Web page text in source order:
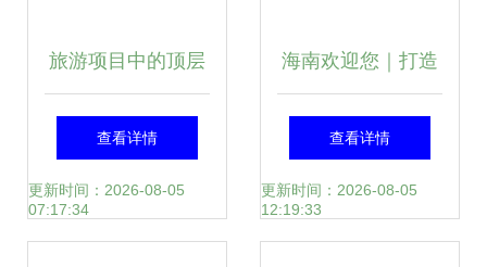
旅游项目中的顶层
设计、策划、规划
及其相互关系
查看详情
更新时间：2026-08-05
07:17:34
海南欢迎您｜打造
旅游开发项目策划
与线上购房咨询一
查看详情
更新时间：2026-08-05
12:19:33